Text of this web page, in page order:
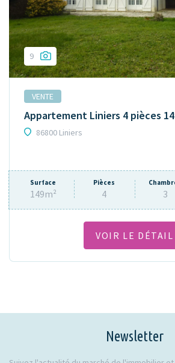
9
VENTE
Appartement Liniers 4 pièces
86800 Liniers
Surface
149m²
Pièces
4 3
VOIR LE DÉTAIL
Newsletter